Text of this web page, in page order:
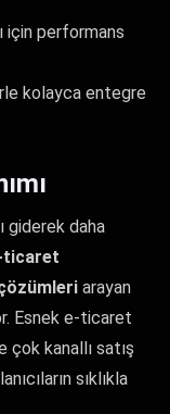
için performans
kolayca entegre
giderek daha
ticaret
arayan
Esnek e-ticaret
çok kanallı satış
sıklıkla